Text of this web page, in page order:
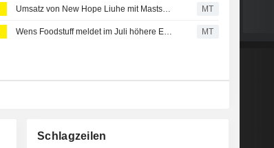
Umsatz von New Hope Liuhe mit Mastschweinverkäufen sinkt im Juli um 6% MT
Wens Foodstuff meldet im Juli höhere Erlöse mit Hähnchenfleisch, geringere Schweineverkäufe MT
Schlagzeilen